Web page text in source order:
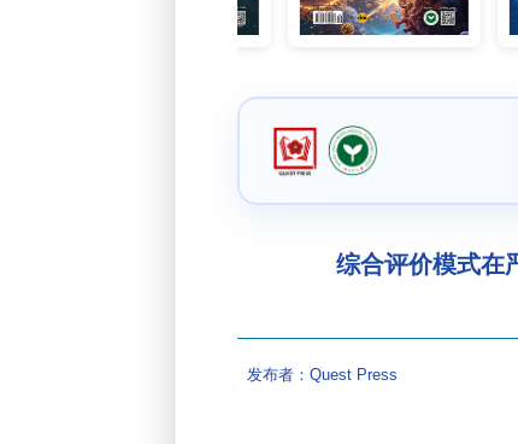
综合评价模式在
发布者：Quest Press